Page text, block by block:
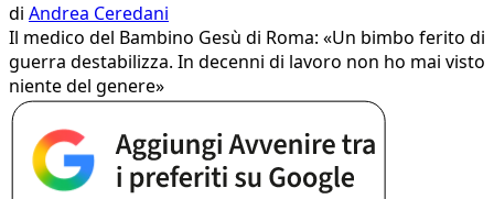
di Andrea Ceredani
Il medico del Bambino Gesù di Roma: «Un bimbo ferito di
guerra destabilizza. In decenni di lavoro non ho mai visto
niente del genere»